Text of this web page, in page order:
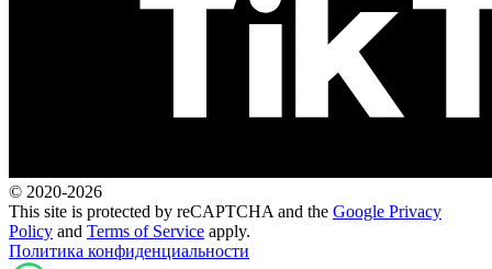
© 2020-2026
This site is protected by reCAPTCHA and the Google Privacy
Policy and Terms of Service apply.
Политика конфиденциальности